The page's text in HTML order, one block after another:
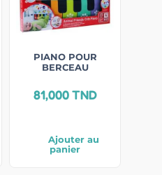
PIANO POUR
BERCEAU
81,000TND
Ajouter au
panier